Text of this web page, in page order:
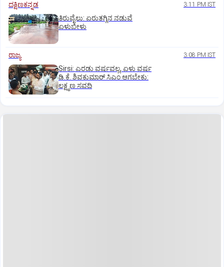
ದಕ್ಷಿಣಕನ್ನಡ 3:11 PM IST
ತಿರುವೈಲು: ಏರುತಗ್ಗಿನ ನಡುವೆ
ಏಳುಬೀಳು
ರಾಜ್ಯ 3:08 PM IST
Sirsi: ಎರಡು ವರ್ಷವಲ್ಲ, ಏಳು ವರ್ಷ
ಡಿ.ಕೆ. ಶಿವಕುಮಾರ್ ಸಿಎಂ ಆಗಬೇಕು:
ಲಕ್ಷ್ಮಣ ಸವದಿ